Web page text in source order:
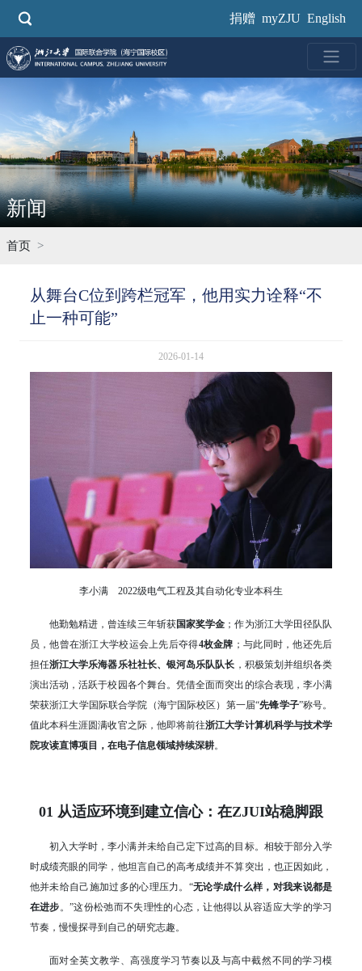
要
捐赠 myZJU English
新闻
首页
从舞台C位到跨栏冠军，他用实力诠释“不
止一种可能”
2026-01-14
李小满 2022级电气工程及其自动化专业本科生
他勤勉精进，曾连续三年斩获国家奖学金 ；作为浙江大学田径队队
员，他曾在浙江大学校运会上先后夺得4枚金牌 ；与此同时，他还先后
担任浙江大学乐海器乐社社长、银河岛乐队队长 ，积极策划并组织各类
演出活动，活跃于校园各个舞台。凭借全面而突出的综合表现，李小满
荣获浙江大学国际联合学院（海宁国际校区）第一届“先锋学子”称号。
值此本科生涯圆满收官之际，他即将前往浙江大学计算机科学与技术学
院攻读直博项目，在电子信息领域持续深耕。
01 从适应环境到建立信心：在ZJUI站稳脚跟
初入大学时，李小满并未给自己定下过高的目标。相较于部分入学
时成绩亮眼的同学，他坦言自己的高考成绩并不算突出，也正因如此，
他并未给自己施加过多的心理压力。“无论学成什么样，对我来说都是
在进步 。”这份松弛而不失理性的心态，让他得以从容适应大学的学习
节奏，慢慢探寻到自己的研究志趣。
面对全英文教学、高强度学习节奏以及与高中截然不同的学习模